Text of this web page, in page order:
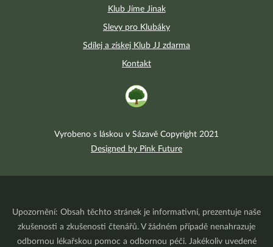
Klub Jíme Jinak
Slevy pro Klubáky
Sdílej a získej Klub JJ zdarma
Kontakt
Vyrobeno s láskou v Sázavě Copyright 2021
Designed by Pink Future
Upozornění: Obsah těchto stránek je informativní, prezentuje naše
zkušenosti a zkušenosti čtenářů. V žádném případě nenahrazuje
odbornou lékařskou pomoc a odbornou péči. Jakékoliv uvedené